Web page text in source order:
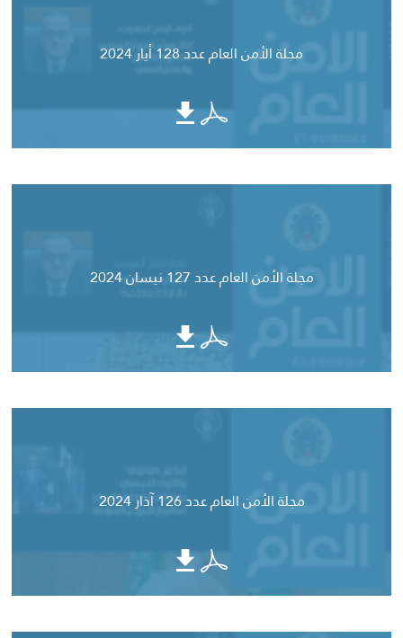
مجلة الأمن العام عدد 128 أيار 2024
مجلة الأمن العام عدد 127 نيسان 2024
مجلة الأمن العام عدد 126 آذار 2024